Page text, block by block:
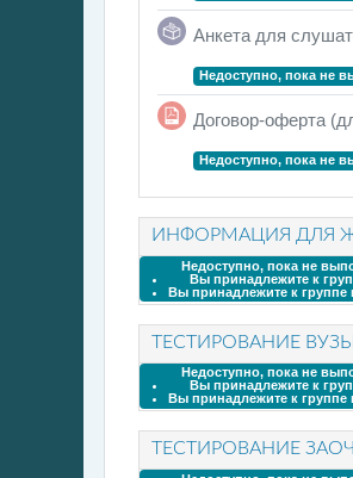
Анкета для
Недоступно, пока не
Договор-оферта
Недоступно, пока не
ИНФОРМАЦИЯ ДЛЯ
Недоступно, пока не
Вы принадлежите к
Вы принадлежите к группе
ТЕСТИРОВАНИЕ ВУЗЫ
Недоступно, пока не
Вы принадлежите к
Вы принадлежите к группе
ТЕСТИРОВАНИЕ